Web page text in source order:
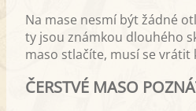
Na mase nesmí být žádné
ty jsou známkou dlouhého
maso stlačíte, musí se
ČERSTVÉ MASO